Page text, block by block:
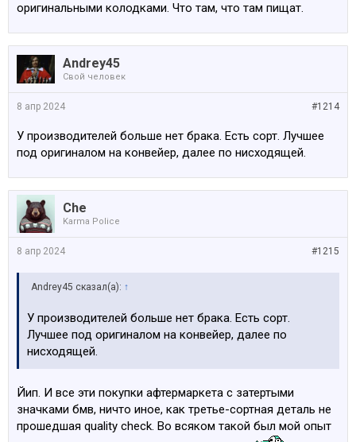
оригинальными колодками. Что там, что там пищат.
Andrey45
Свой человек
#1214
8 апр 2024
У производителей больше нет брака. Есть сорт. Лучшее
под оригиналом на конвейер, далее по нисходящей.
Che
Karma Police
#1215
8 апр 2024
Andrey45 сказал(а): ↑
У производителей больше нет брака. Есть сорт.
Лучшее под оригиналом на конвейер, далее по
нисходящей.
Йип. И все эти покупки афтермаркета с затертыми
значками бмв, ничто иное, как третье-сортная деталь не
прошедшая quality check. Во всяком такой был мой опыт